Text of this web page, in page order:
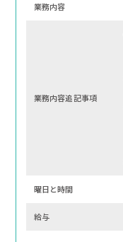
業務内容
業務内容追記事項
曜⽇と時間
給与